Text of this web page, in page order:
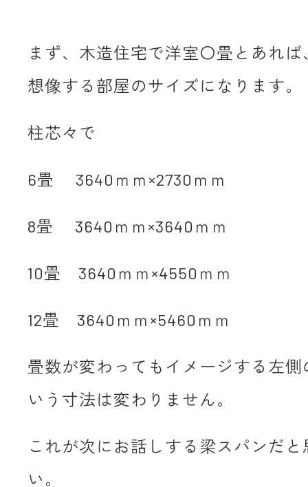
まず、木造住宅で洋室〇畳とあれ
想像する部屋のサイズになります。
柱芯々で
6畳 3640ｍｍ×2730ｍｍ
8畳 3640ｍｍ×3640ｍｍ
10畳 3640ｍｍ×4550ｍｍ
12畳 3640ｍｍ×5460ｍｍ
畳数が変わってもイメージする左
いう寸法は変わりません。
これが次にお話しする梁スパンだ
い。